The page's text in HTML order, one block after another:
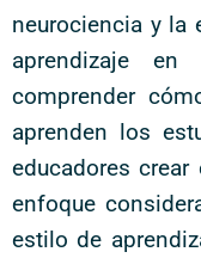
neurociencia y la
aprendizaje
comprender
aprenden los
educadores
enfoque
estilo de